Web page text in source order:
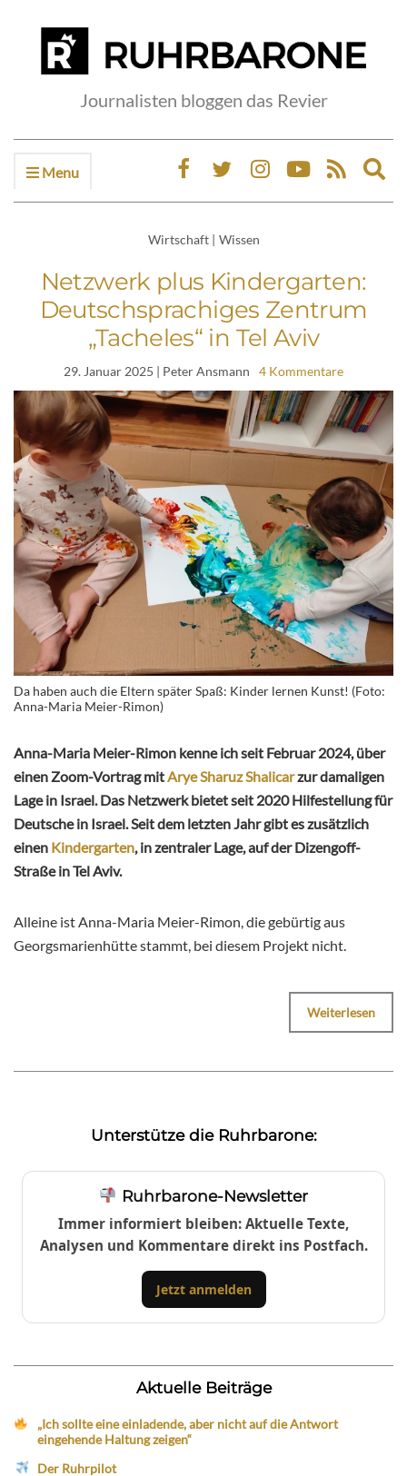
Journalisten bloggen das Revier
Menu
Wirtschaft | Wissen
Netzwerk plus Kindergarten:
Deutschsprachiges Zentrum
„Tacheles“ in Tel Aviv
29. Januar 2025 | Peter Ansmann 4 Kommentare
Da haben auch die Eltern später Spaß: Kinder lernen Kunst! (Foto:
Anna-Maria Meier-Rimon)
Anna-Maria Meier-Rimon kenne ich seit Februar 2024, über
einen Zoom-Vortrag mitArye Sharuz Shalicarzur damaligen
Lage in Israel. Das Netzwerk bietet seit 2020 Hilfestellung für
Deutsche in Israel. Seit dem letzten Jahr gibt es zusätzlich
einen Kindergarten, in zentraler Lage, auf der Dizengoff-
Straße in Tel Aviv.
Alleine ist Anna-Maria Meier-Rimon, die gebürtig aus
Georgsmarienhütte stammt, bei diesem Projekt nicht.
Weiterlesen
Unterstütze die Ruhrbarone:
Ruhrbarone-Newsletter
Immer informiert bleiben: Aktuelle Texte,
Analysen und Kommentare direkt ins Postfach.
Jetzt anmelden
Aktuelle Beiträge
„Ich sollte eine einladende, aber nicht auf die Antwort
eingehende Haltung zeigen“
Der Ruhrpilot